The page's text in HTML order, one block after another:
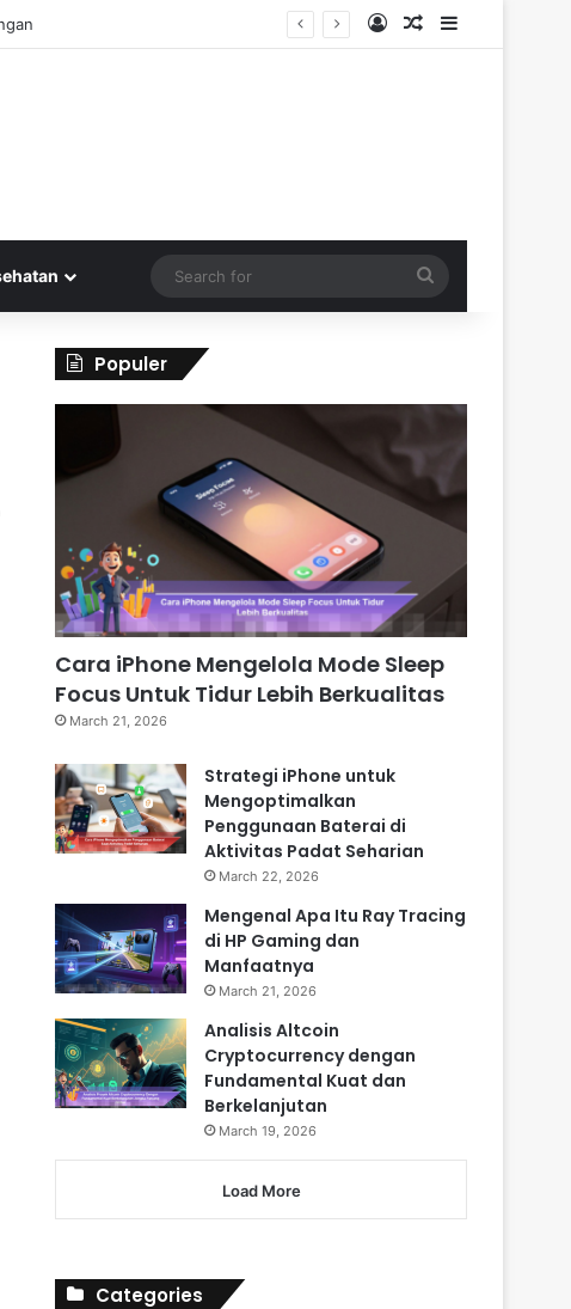
Log InRandom Article
Sidebar
for
Populer
Cara iPhone Mengelola Mode Sleep
Focus Untuk Tidur Lebih Berkualitas
March 21, 2026
Strategi iPhone untuk
Mengoptimalkan
Penggunaan Baterai di
Aktivitas Padat Seharian
March 22, 2026
Mengenal Apa Itu Ray Tracing
di HP Gaming dan
Manfaatnya
March 21, 2026
Analisis Altcoin
Cryptocurrency dengan
Fundamental Kuat dan
Berkelanjutan
March 19, 2026
Load More
Categories